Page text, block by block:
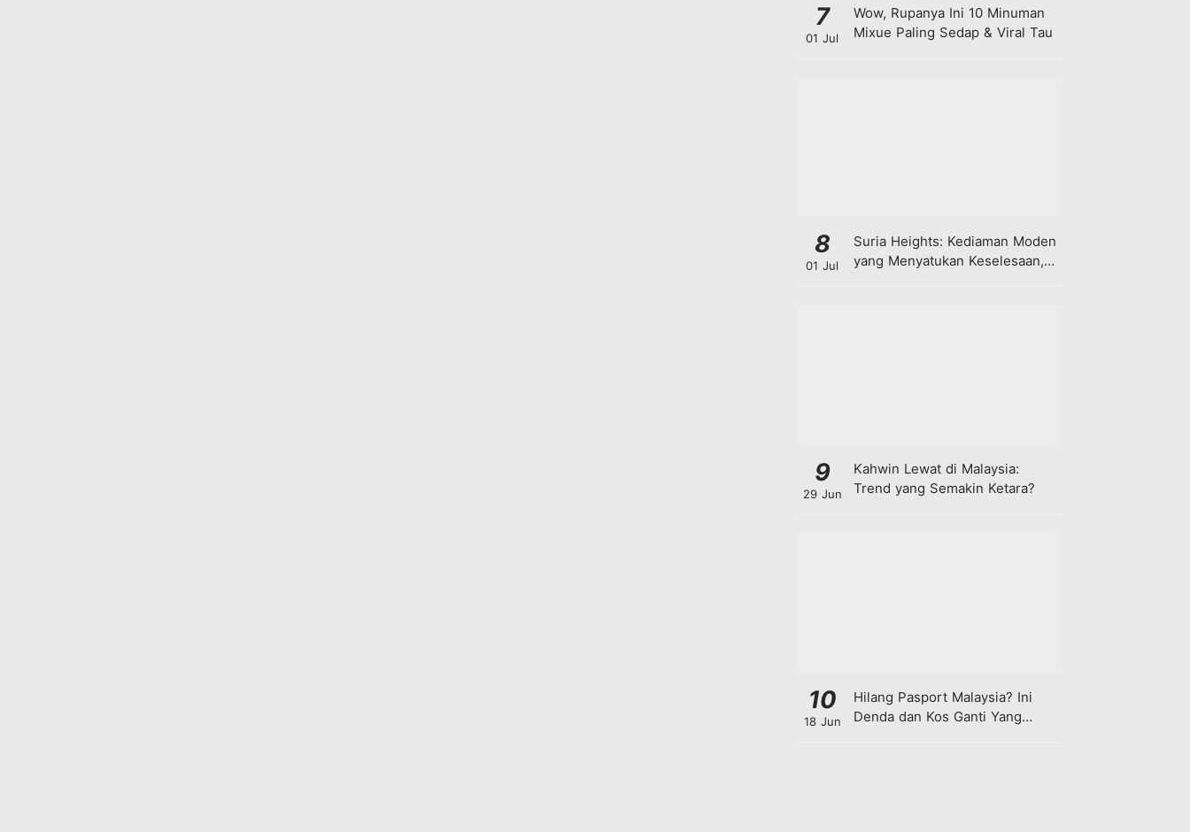
7
01 Jul
Wow, Rupanya Ini 10 Minuman
Mixue Paling Sedap & Viral Tau
8
01 Jul
Suria Heights: Kediaman Moden
yang Menyatukan Keselesaan,
9
29 Jun
Kahwin Lewat di Malaysia:
Trend yang Semakin Ketara?
10
18 Jun
Hilang Pasport Malaysia? Ini
Denda dan Kos Ganti Yang